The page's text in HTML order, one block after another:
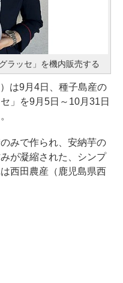
ラッセ」を機内販売する
は9月4日、種子島産の
」を9月5日～10月31日
みで作られ、安納芋の
が凝縮された、シンプ
西田農産（鹿児島県西